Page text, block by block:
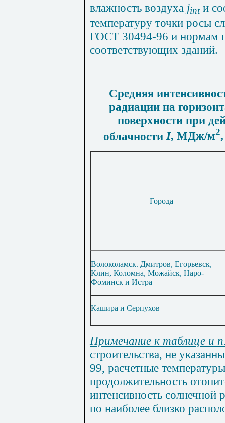
влажность воздуха jintи
температуру точки росы
ГОСТ 30494-96 и нормам
соответствующих зданий.
Средняя
радиации на
поверхности при
облачностиI, МДж/м2
Города
Волоколамск. Дмитров, Егорьевск,
Клин, Коломна, Можайск, Наро-
Фоминск и Истра
Кашира и Серпухов
Примечание к таблице и
строительства, не
99, расчетные
продолжительность
интенсивность солнечной
по наиболее близко